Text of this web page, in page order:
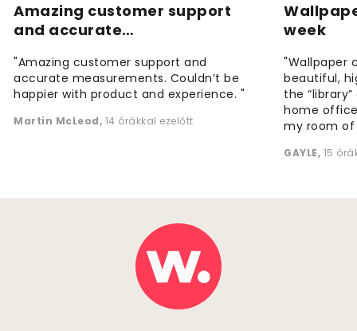
Amazing customer support
and accurate…
"Amazing customer support and
accurate measurements. Couldn’t be
happier with product and experience. "
Martin McLeod, 14 órákkal ezelőtt
week
"Wallpaper
beautiful,
the
home
my room of
GAYLE, 15